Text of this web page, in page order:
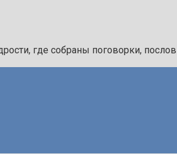
где собраны поговорки,